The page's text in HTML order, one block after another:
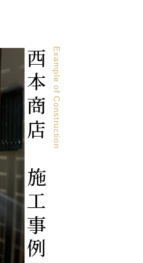
Example of Construction
西本商店の施工事例